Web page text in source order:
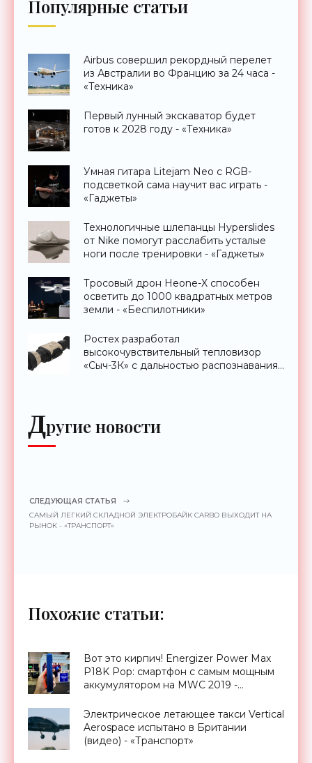
Популярные статьи
Airbus совершил рекордный перелет
из Австралии во Францию за 24 часа -
«Техника»
Первый лунный экскаватор будет
готов к 2028 году - «Техника»
Умная гитара Litejam Neo с RGB-
подсветкой сама научит вас играть -
«Гаджеты»
Технологичные шлепанцы Hyperslides
от Nike помогут расслабить усталые
ноги после тренировки - «Гаджеты»
Тросовый дрон Heone-X способен
осветить до 1000 квадратных метров
земли - «Беспилотники»
Ростех разработал
высокочувствительный тепловизор
«Сыч-3К» с дальностью распознавания
Другие новости
СЛЕДУЮЩАЯ СТАТЬЯ
САМЫЙ ЛЕГКИЙ СКЛАДНОЙ ЭЛЕКТРОБАЙК CARBO ВЫХОДИТ НА
РЫНОК - «ТРАНСПОРТ»
Похожие статьи:
Вот это кирпич! Energizer Power Max
P18K Pop: смартфон с самым мощным
аккумулятором на MWC 2019 -
Электрическое летающее такси Vertical
Aerospace испытано в Британии
(видео) - «Транспорт»